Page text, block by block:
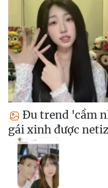
Đu trend 'cầm
gái xinh được